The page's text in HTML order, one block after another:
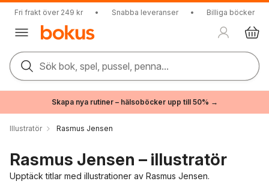
Fri frakt över 249 kr • Snabba leveranser • Billiga böcker
Sök bok, spel, pussel, penna...
Skapa nya rutiner – hälsoböcker upp till 50% →
Illustratör Rasmus Jensen
Rasmus Jensen – illustratör
Upptäck titlar med illustrationer av Rasmus Jensen.